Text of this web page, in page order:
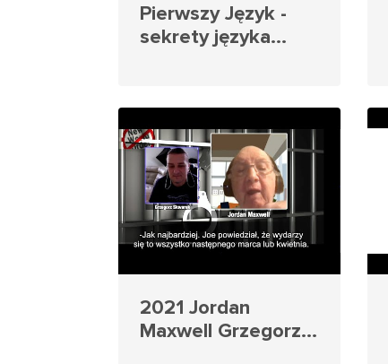
Pierwszy Język -
sekrety języka
2022
2021 Jordan
Maxwell Grzegorz